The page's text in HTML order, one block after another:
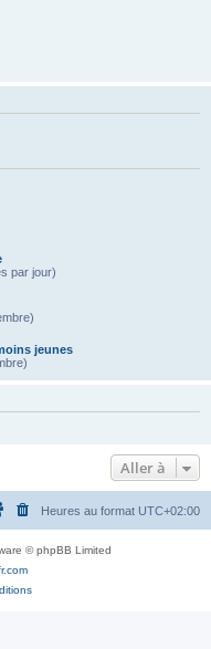
par jour)
jeunes
Aller à
Heures au format UTC+02:00
© phpBB Limited